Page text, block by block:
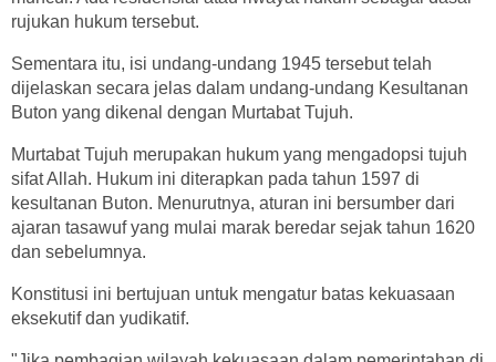
rujukan hukum tersebut.
Sementara itu, isi undang-undang 1945 tersebut telah
dijelaskan secara jelas dalam undang-undang Kesultanan
Buton yang dikenal dengan Murtabat Tujuh.
Murtabat Tujuh merupakan hukum yang mengadopsi tujuh
sifat Allah. Hukum ini diterapkan pada tahun 1597 di
kesultanan Buton. Menurutnya, aturan ini bersumber dari
ajaran tasawuf yang mulai marak beredar sejak tahun 1620
dan sebelumnya.
Konstitusi ini bertujuan untuk mengatur batas kekuasaan
eksekutif dan yudikatif.